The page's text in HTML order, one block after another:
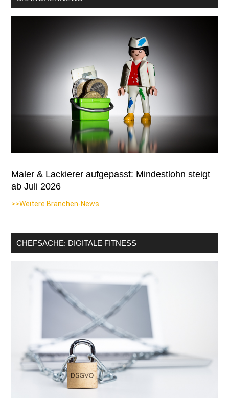
Maler & Lackierer aufgepasst: Mindestlohn steigt
ab Juli 2026
>>Weitere Branchen-News
CHEFSACHE: DIGITALE FITNESS